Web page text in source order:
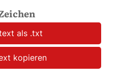
als .txt
kopieren